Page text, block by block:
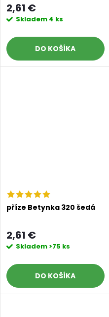
2,61 €
Skladem 4 ks
DO KOŠÍKA
příze Betynka 320 šedá
2,61 €
Skladem >75 ks
DO KOŠÍKA